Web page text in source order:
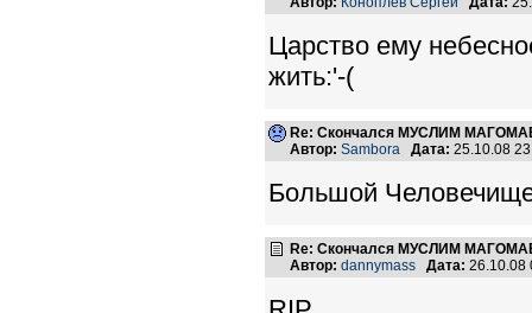
Царство ему
жить:'-(
Re: Скончался МУСЛИМ
Автор: Sambora Дата: 25.10.08
Большой
Re: Скончался МУСЛИМ
Автор: dannymass Дата: